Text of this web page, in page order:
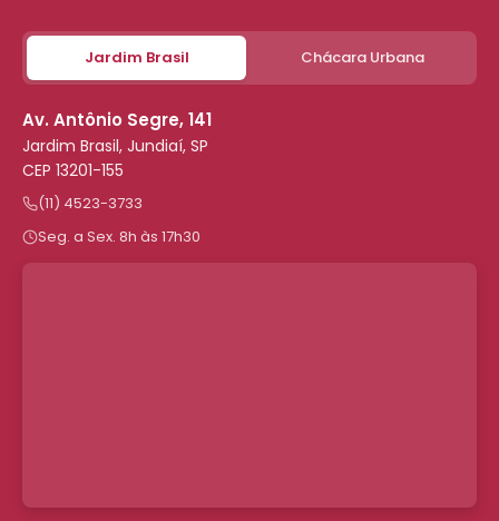
Jardim Brasil Chácara Urbana
Av. Antônio Segre, 141
Jardim Brasil, Jundiaí, SP
CEP 13201-155
(11) 4523-3733
Seg. a Sex. 8h às 17h30